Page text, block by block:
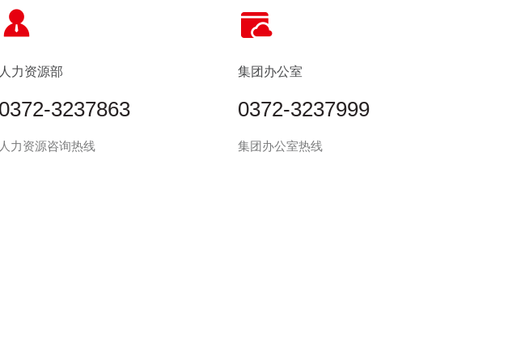

人力资源部
0372-3237863
人力资源咨询热线

集团办公室
0372-3237999
集团办公室热线